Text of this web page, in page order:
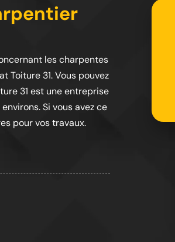
les charpentes
Toiture 31. Vous pouvez
31 est une entreprise
Si vous avez ce
pour vos travaux.